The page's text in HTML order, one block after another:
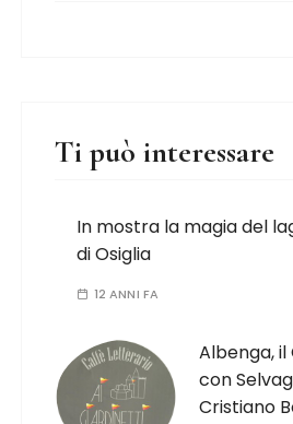
Ti può interessare
In mostra la magia del
di Osiglia
12 ANNI FA
Albenga,
con
Cristiano